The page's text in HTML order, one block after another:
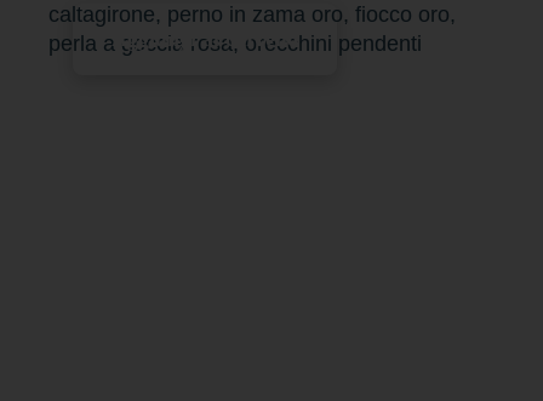
caltagirone, perno in zama oro, fiocco oro,
perla a goccia rosa, orecchini pendenti
Aggiungi al carrello